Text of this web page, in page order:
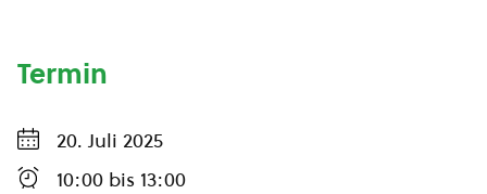
Termin
20. Juli 2025
10:00 bis 13:00